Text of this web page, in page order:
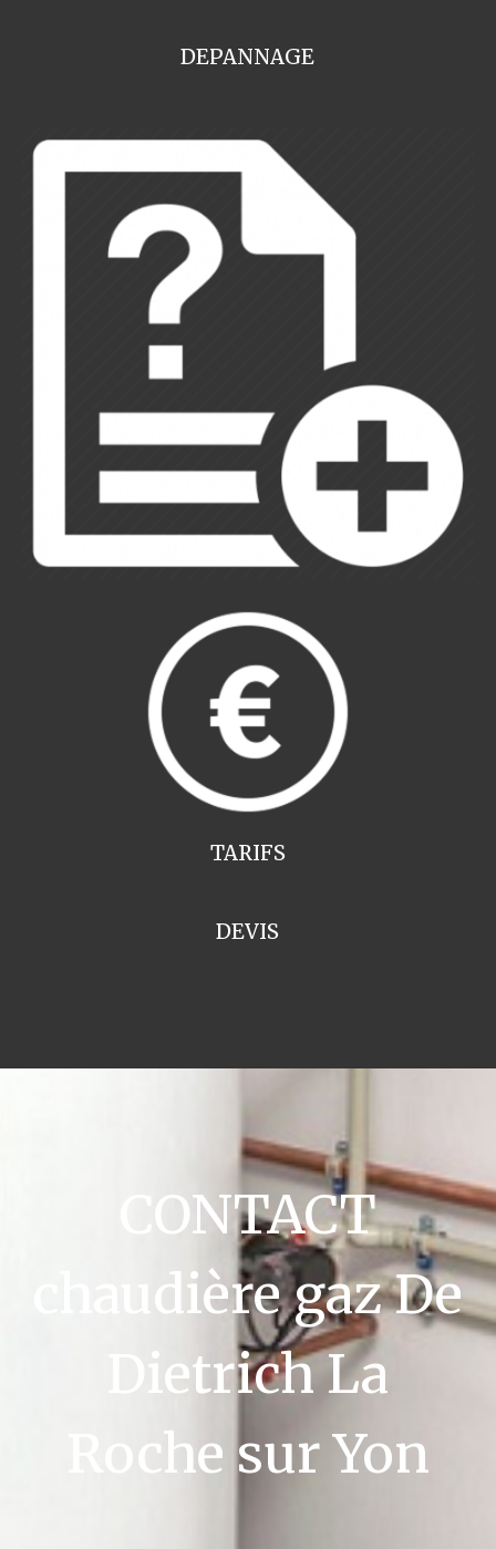
DEPANNAGE
TARIFS
DEVIS
CONTACT
chaudière gaz De
Dietrich La
Roche sur Yon